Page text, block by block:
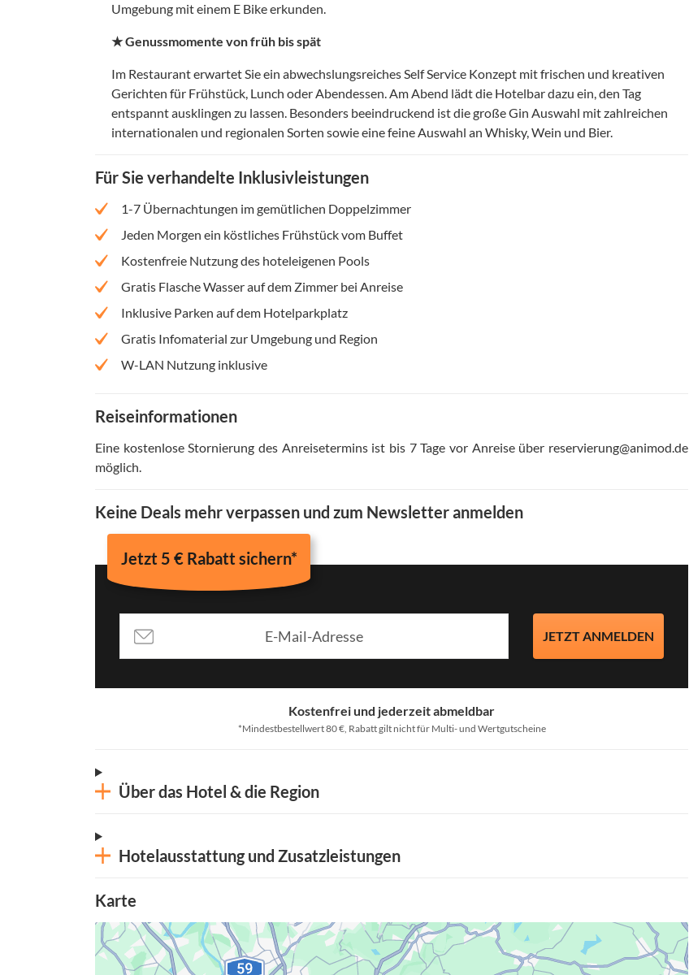
Umgebung mit einem E Bike erkunden.
★ Genussmomente von früh bis spät
Im Restaurant erwartet Sie ein abwechslungsreiches Self Service Konzept mit frischen und kreativen
Gerichten für Frühstück, Lunch oder Abendessen. Am Abend lädt die Hotelbar dazu ein, den Tag
entspannt ausklingen zu lassen. Besonders beeindruckend ist die große Gin Auswahl mit zahlreichen
internationalen und regionalen Sorten sowie eine feine Auswahl an Whisky, Wein und Bier.
Für Sie verhandelte Inklusivleistungen
1-7 Übernachtungen im gemütlichen Doppelzimmer
Jeden Morgen ein köstliches Frühstück vom Buffet
Kostenfreie Nutzung des hoteleigenen Pools
Gratis Flasche Wasser auf dem Zimmer bei Anreise
Inklusive Parken auf dem Hotelparkplatz
Gratis Infomaterial zur Umgebung und Region
W-LAN Nutzung inklusive
Reiseinformationen
Eine kostenlose Stornierung des Anreisetermins ist bis 7 Tage vor Anreise über reservierung@animod.de
möglich.
Keine Deals mehr verpassen und zum Newsletter anmelden
Jetzt 5 € Rabatt sichern*
JETZT ANMELDEN
Kostenfrei und jederzeit abmeldbar
*Mindestbestellwert 80 €, Rabatt gilt nicht für Multi- und Wertgutscheine
Über das Hotel & die Region
Hotelausstattung und Zusatzleistungen
Karte